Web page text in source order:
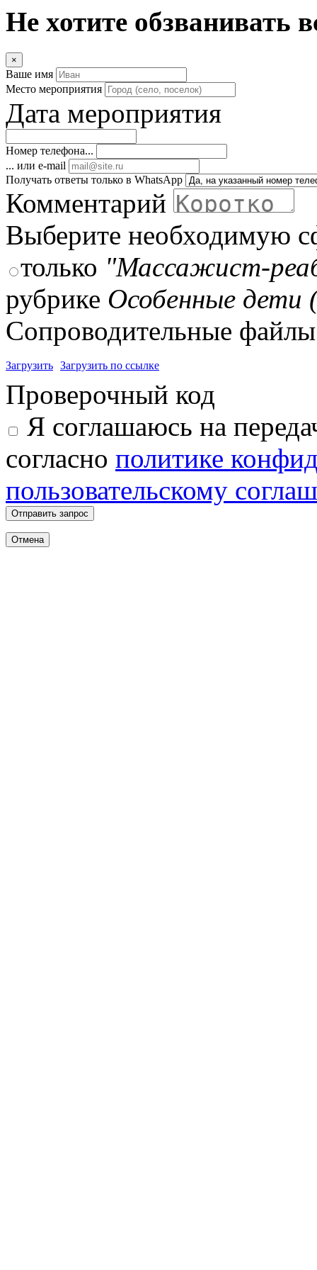
Не хотите обзванивать
×
Ваше имя
Место мероприятия
Дата мероприятия
Номер телефона...
... или e-mail
Получать ответы только в WhatsApp
Комментарий
Выберите необходимую
только "Массажист-
рубрике Особенные дети
Сопроводительные
Загрузить Загрузить по ссылке
Проверочный код
Я соглашаюсь на
согласно политике
пользовательскому
Отправить запрос
Отмена